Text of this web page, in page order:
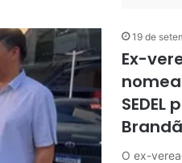
19 de
Ex-
O ex-